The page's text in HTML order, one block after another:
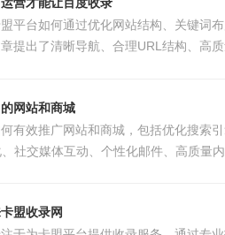
平台如何通过优化网站结构、关键词
提出了清晰导航、合理URL结构、高
网站和商城
有效推广网站和商城，包括优化搜索
社交媒体互动、个性化邮件、高质量
盟收录网